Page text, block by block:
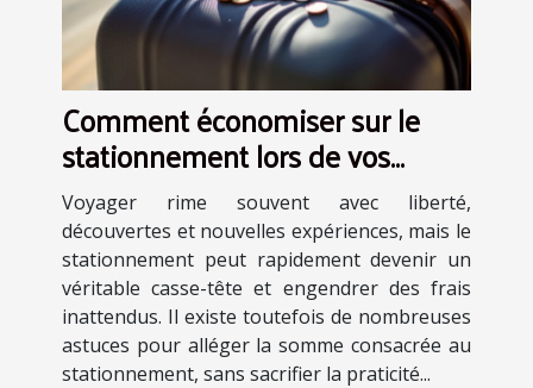
Comment économiser sur le
stationnement lors de vos
voyages ?
Voyager rime souvent avec liberté,
découvertes et nouvelles expériences, mais le
stationnement peut rapidement devenir un
véritable casse-tête et engendrer des frais
inattendus. Il existe toutefois de nombreuses
astuces pour alléger la somme consacrée au
stationnement, sans sacrifier la praticité...